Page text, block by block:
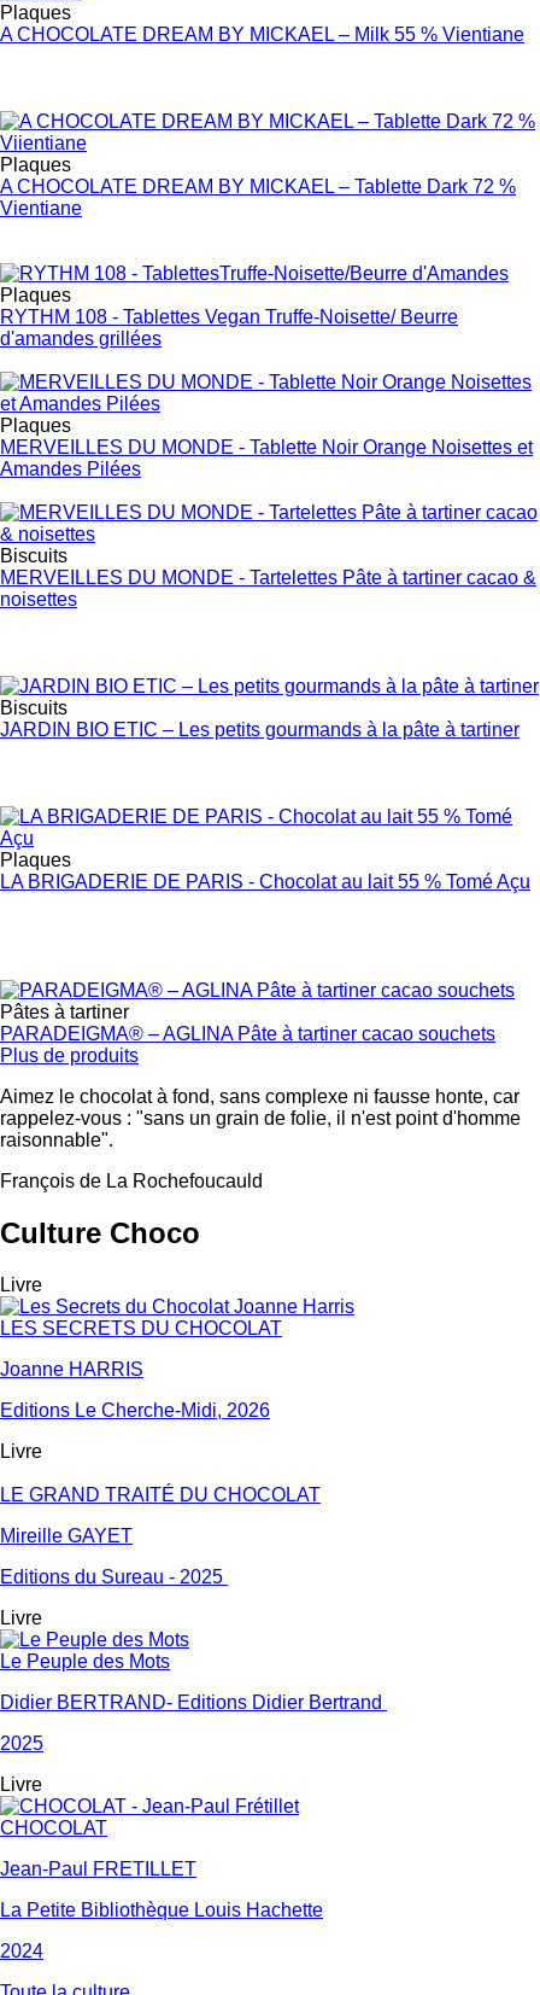
Plaques
A CHOCOLATE DREAM BY MICKAEL – Milk 55 % Vientiane
Plaques
A CHOCOLATE DREAM BY MICKAEL – Tablette Dark 72 %
Vientiane
Plaques
RYTHM 108 - Tablettes Vegan Truffe-Noisette/ Beurre
d'amandes grillées
Plaques
MERVEILLES DU MONDE - Tablette Noir Orange Noisettes et
Amandes Pilées
Biscuits
MERVEILLES DU MONDE - Tartelettes Pâte à tartiner cacao &
noisettes
Biscuits
JARDIN BIO ETIC – Les petits gourmands à la pâte à tartiner
Plaques
LA BRIGADERIE DE PARIS - Chocolat au lait 55 % Tomé Açu
Pâtes à tartiner
PARADEIGMA® – AGLINA Pâte à tartiner cacao souchets
Plus de produits
Aimez le chocolat à fond, sans complexe ni fausse honte, car
rappelez-vous : "sans un grain de folie, il n'est point d'homme
raisonnable".
François de La Rochefoucauld
Culture Choco
Livre
LES SECRETS DU CHOCOLAT
Joanne HARRIS
Editions Le Cherche-Midi, 2026
Livre
LE GRAND TRAITÉ DU CHOCOLAT
Mireille GAYET
Editions du Sureau - 2025
Livre
Le Peuple des Mots
Didier BERTRAND- Editions Didier Bertrand
2025
Livre
CHOCOLAT
Jean-Paul FRETILLET
La Petite Bibliothèque Louis Hachette
2024